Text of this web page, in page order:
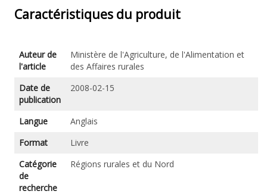
Caractéristiques du produit
Auteur de
l'article
Ministère de l'Agriculture, de l'Alimentation et
des Affaires rurales
Date de
publication
2008-02-15
Langue
Anglais
Format
Livre
Catégorie
de
recherche
Régions rurales et du Nord